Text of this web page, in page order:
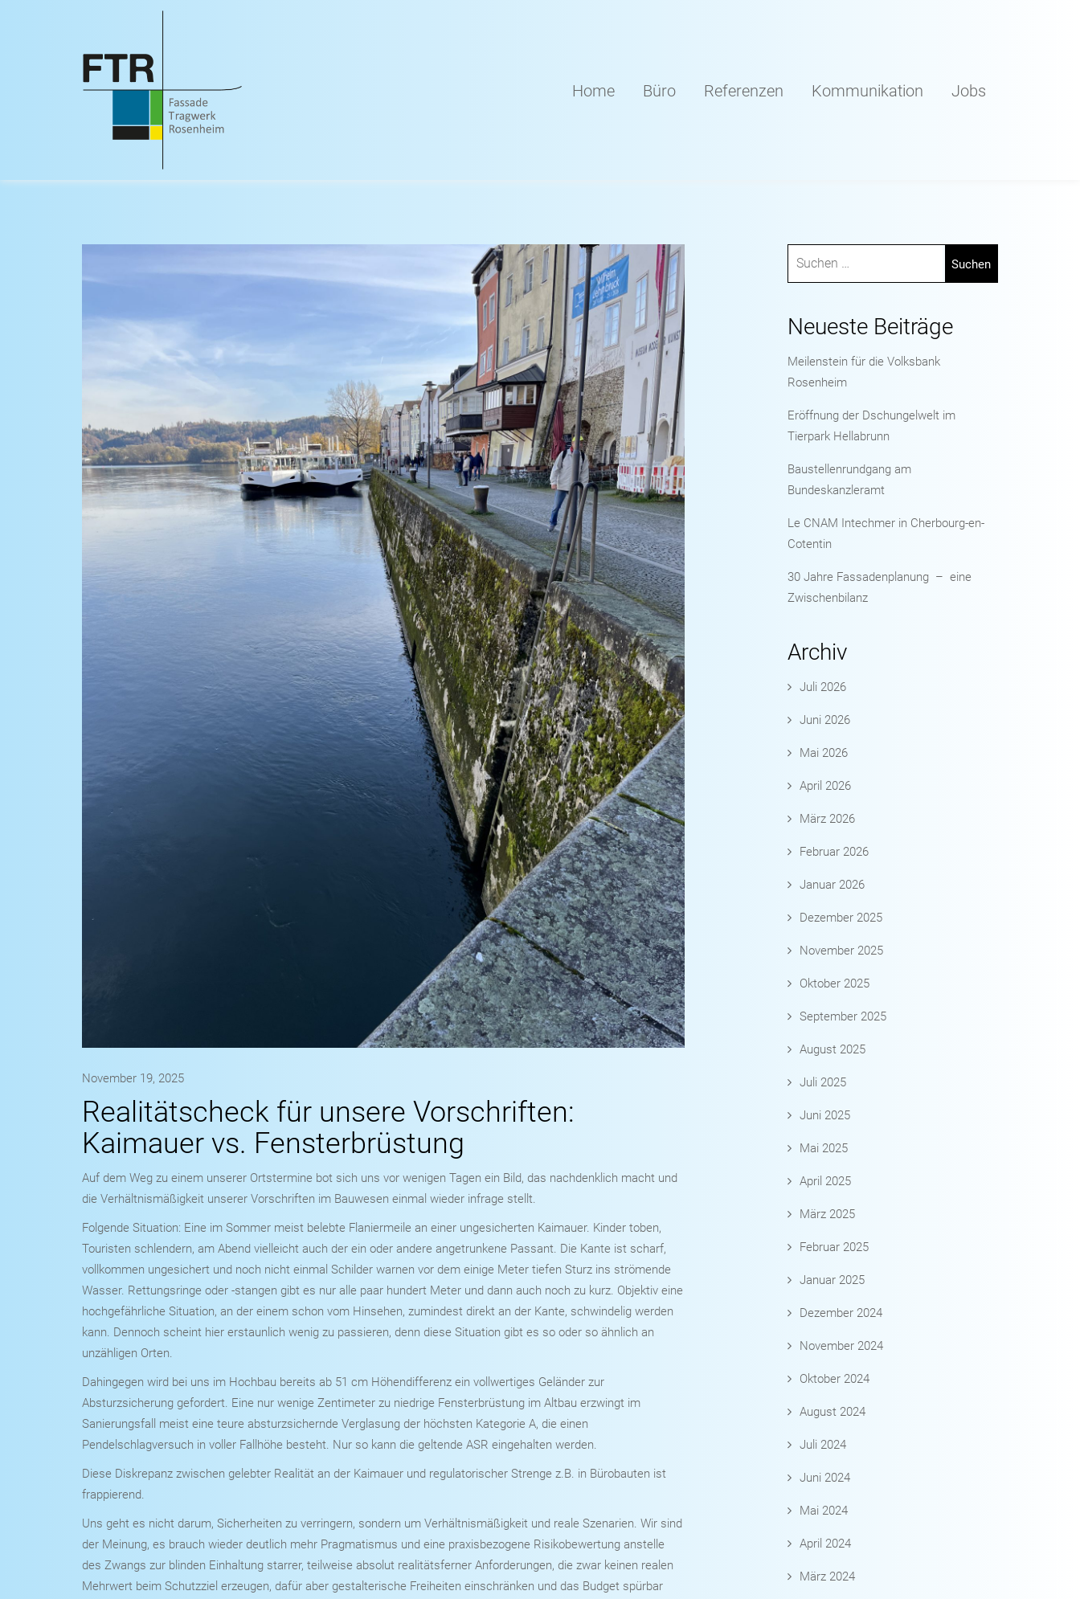
Home Büro Referenzen Kommunikation Jobs
November 19, 2025
Realitätscheck für unsere Vorschriften:
Kaimauer vs. Fensterbrüstung
Auf dem Weg zu einem unserer Ortstermine bot sich uns vor wenigen Tagen ein Bild, das nachdenklich macht und
die Verhältnismäßigkeit unserer Vorschriften im Bauwesen einmal wieder infrage stellt.
Folgende Situation: Eine im Sommer meist belebte Flaniermeile an einer ungesicherten Kaimauer. Kinder toben,
Touristen schlendern, am Abend vielleicht auch der ein oder andere angetrunkene Passant. Die Kante ist scharf,
vollkommen ungesichert und noch nicht einmal Schilder warnen vor dem einige Meter tiefen Sturz ins strömende
Wasser. Rettungsringe oder -stangen gibt es nur alle paar hundert Meter und dann auch noch zu kurz. Objektiv eine
hochgefährliche Situation, an der einem schon vom Hinsehen, zumindest direkt an der Kante, schwindelig werden
kann. Dennoch scheint hier erstaunlich wenig zu passieren, denn diese Situation gibt es so oder so ähnlich an
unzähligen Orten.
Dahingegen wird bei uns im Hochbau bereits ab 51 cm Höhendifferenz ein vollwertiges Geländer zur
Absturzsicherung gefordert. Eine nur wenige Zentimeter zu niedrige Fensterbrüstung im Altbau erzwingt im
Sanierungsfall meist eine teure absturzsichernde Verglasung der höchsten Kategorie A, die einen
Pendelschlagversuch in voller Fallhöhe besteht. Nur so kann die geltende ASR eingehalten werden.
Diese Diskrepanz zwischen gelebter Realität an der Kaimauer und regulatorischer Strenge z.B. in Bürobauten ist
frappierend.
Uns geht es nicht darum, Sicherheiten zu verringern, sondern um Verhältnismäßigkeit und reale Szenarien. Wir sind
der Meinung, es brauch wieder deutlich mehr Pragmatismus und eine praxisbezogene Risikobewertung anstelle
des Zwangs zur blinden Einhaltung starrer, teilweise absolut realitätsferner Anforderungen, die zwar keinen realen
Mehrwert beim Schutzziel erzeugen, dafür aber gestalterische Freiheiten einschränken und das Budget spürbar
Neueste Beiträge
Meilenstein für die Volksbank
Rosenheim
Eröffnung der Dschungelwelt im
Tierpark Hellabrunn
Baustellenrundgang am
Bundeskanzleramt
Le CNAM Intechmer in Cherbourg-en-
Cotentin
30 Jahre Fassadenplanung – eine
Zwischenbilanz
Archiv
Juli 2026
Juni 2026
Mai 2026
April 2026
März 2026
Februar 2026
Januar 2026
Dezember 2025
November 2025
Oktober 2025
September 2025
August 2025
Juli 2025
Juni 2025
Mai 2025
April 2025
März 2025
Februar 2025
Januar 2025
Dezember 2024
November 2024
Oktober 2024
August 2024
Juli 2024
Juni 2024
Mai 2024
April 2024
März 2024